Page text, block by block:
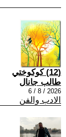
(12) كوكوختي
طالب جانال
2026 / 8 / 6
الادب والفن